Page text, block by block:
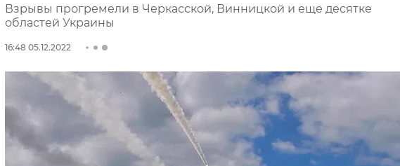
Взрывы прогремели в Черкасской, Винницкой и еще десятке
областей Украины
16:48 05.12.2022